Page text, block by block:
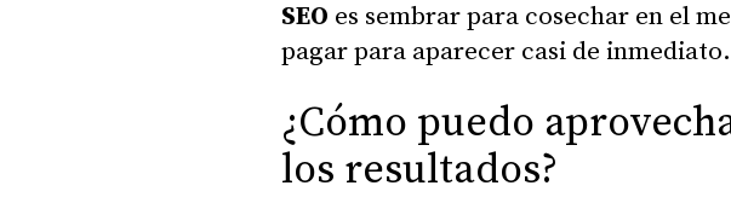
SEO es sembrar para cosechar en el
pagar para aparecer casi de inmediato.
¿Cómo puedo
los resultados?